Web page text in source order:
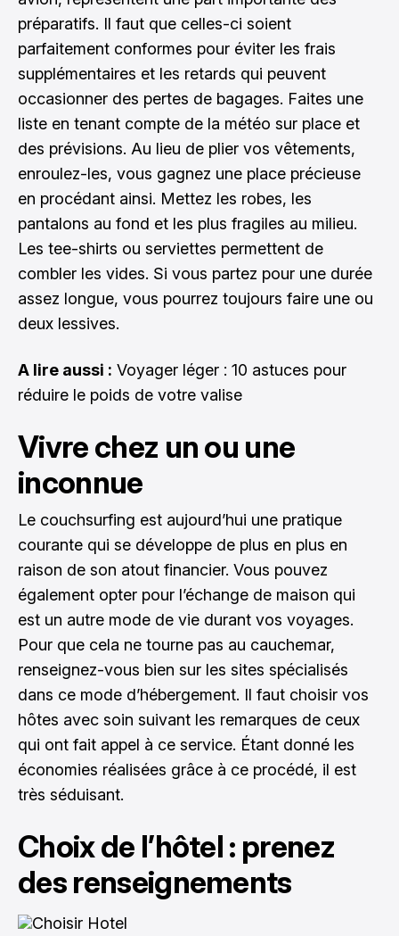
préparatifs. Il faut que celles-ci soient
parfaitement conformes pour éviter les frais
supplémentaires et les retards qui peuvent
occasionner des pertes de bagages. Faites une
liste en tenant compte de la météo sur place et
des prévisions. Au lieu de plier vos vêtements,
enroulez-les, vous gagnez une place précieuse
en procédant ainsi. Mettez les robes, les
pantalons au fond et les plus fragiles au milieu.
Les tee-shirts ou serviettes permettent de
combler les vides. Si vous partez pour une durée
assez longue, vous pourrez toujours faire une ou
deux lessives.
A lire aussi : Voyager léger : 10 astuces pour
réduire le poids de votre valise
Vivre chez un ou une
inconnue
Le couchsurfing est aujourd’hui une pratique
courante qui se développe de plus en plus en
raison de son atout financier. Vous pouvez
également opter pour l’échange de maison qui
est un autre mode de vie durant vos voyages.
Pour que cela ne tourne pas au cauchemar,
renseignez-vous bien sur les sites spécialisés
dans ce mode d’hébergement. Il faut choisir vos
hôtes avec soin suivant les remarques de ceux
qui ont fait appel à ce service. Étant donné les
économies réalisées grâce à ce procédé, il est
très séduisant.
Choix de l’hôtel : prenez
des renseignements